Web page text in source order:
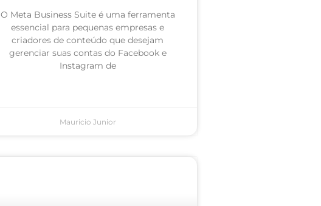
O Meta Business Suite é uma ferramenta
essencial para pequenas empresas e
criadores de conteúdo que desejam
gerenciar suas contas do Facebook e
Instagram de
Mauricio Junior